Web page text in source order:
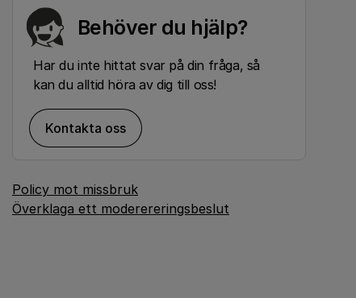
Behöver du hjälp?
Har du inte hittat svar på din fråga, så
kan du alltid höra av dig till oss!
Kontakta oss
Policy mot missbruk
Överklaga ett moderereringsbeslut